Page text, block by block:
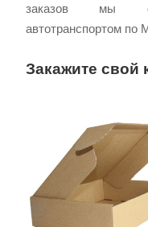
заказов мы
автотранспортом по
Закажите свой